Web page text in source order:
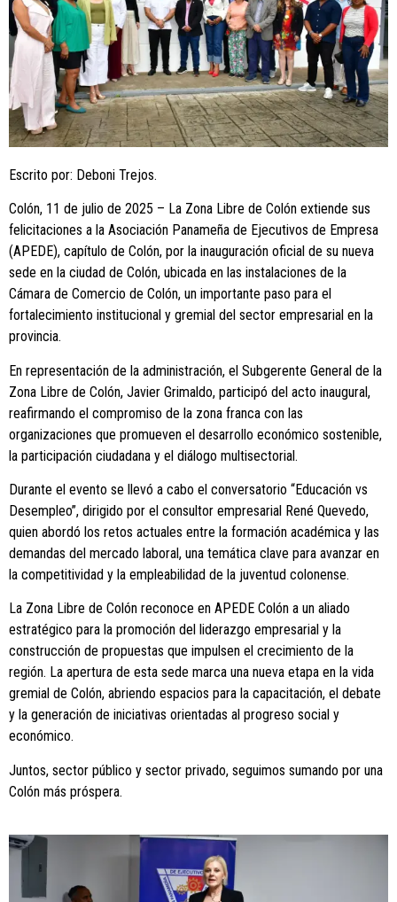
Escrito por: Deboni Trejos.
Colón, 11 de julio de 2025 – La Zona Libre de Colón extiende sus
felicitaciones a la Asociación Panameña de Ejecutivos de Empresa
(APEDE), capítulo de Colón, por la inauguración oficial de su nueva
sede en la ciudad de Colón, ubicada en las instalaciones de la
Cámara de Comercio de Colón, un importante paso para el
fortalecimiento institucional y gremial del sector empresarial en la
provincia.
En representación de la administración, el Subgerente General de la
Zona Libre de Colón, Javier Grimaldo, participó del acto inaugural,
reafirmando el compromiso de la zona franca con las
organizaciones que promueven el desarrollo económico sostenible,
la participación ciudadana y el diálogo multisectorial.
Durante el evento se llevó a cabo el conversatorio “Educación vs
Desempleo”, dirigido por el consultor empresarial René Quevedo,
quien abordó los retos actuales entre la formación académica y las
demandas del mercado laboral, una temática clave para avanzar en
la competitividad y la empleabilidad de la juventud colonense.
La Zona Libre de Colón reconoce en APEDE Colón a un aliado
estratégico para la promoción del liderazgo empresarial y la
construcción de propuestas que impulsen el crecimiento de la
región. La apertura de esta sede marca una nueva etapa en la vida
gremial de Colón, abriendo espacios para la capacitación, el debate
y la generación de iniciativas orientadas al progreso social y
económico.
Juntos, sector público y sector privado, seguimos sumando por una
Colón más próspera.